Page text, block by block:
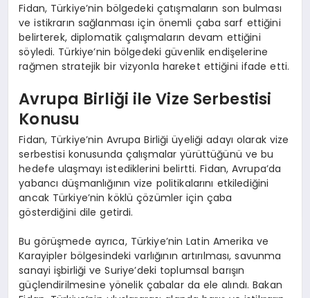
Fidan, Türkiye’nin bölgedeki çatışmaların son bulması
ve istikrarın sağlanması için önemli çaba sarf ettiğini
belirterek, diplomatik çalışmaların devam ettiğini
söyledi. Türkiye’nin bölgedeki güvenlik endişelerine
rağmen stratejik bir vizyonla hareket ettiğini ifade etti.
Avrupa Birliği ile Vize Serbestisi
Konusu
Fidan, Türkiye’nin Avrupa Birliği üyeliği adayı olarak vize
serbestisi konusunda çalışmalar yürüttüğünü ve bu
hedefe ulaşmayı istediklerini belirtti. Fidan, Avrupa’da
yabancı düşmanlığının vize politikalarını etkilediğini
ancak Türkiye’nin köklü çözümler için çaba
gösterdiğini dile getirdi.
Bu görüşmede ayrıca, Türkiye’nin Latin Amerika ve
Karayipler bölgesindeki varlığının artırılması, savunma
sanayi işbirliği ve Suriye’deki toplumsal barışın
güçlendirilmesine yönelik çabalar da ele alındı. Bakan